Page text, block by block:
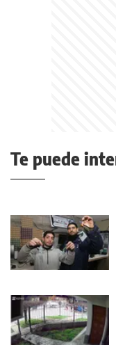
Te puede